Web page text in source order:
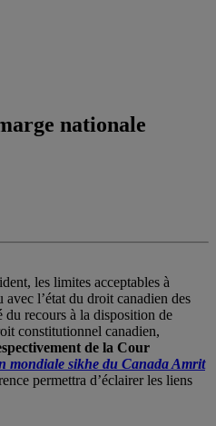
nationale
les limites acceptables à
l’état du droit canadien des
recours à la disposition de
constitutionnel canadien,
de la Cour
mondiale sikhe du Canada Amrit
permettra d’éclairer les liens